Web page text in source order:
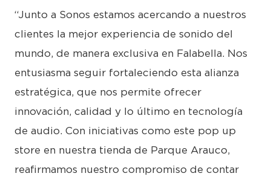
“Junto a Sonos estamos acercando a nuestros
clientes la mejor experiencia de sonido del
mundo, de manera exclusiva en Falabella. Nos
entusiasma seguir fortaleciendo esta alianza
estratégica, que nos permite ofrecer
innovación, calidad y lo último en tecnología
de audio. Con iniciativas como este pop up
store en nuestra tienda de Parque Arauco,
reafirmamos nuestro compromiso de contar